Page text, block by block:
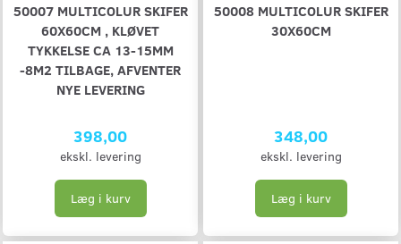
50007 MULTICOLUR SKIFER
60X60CM , KLØVET
TYKKELSE CA 13-15MM
-8M2 TILBAGE, AFVENTER
NYE LEVERING
398,00
ekskl. levering
Læg i kurv
50008 MULTICOLUR SKIFER
30X60CM
348,00
ekskl. levering
Læg i kurv